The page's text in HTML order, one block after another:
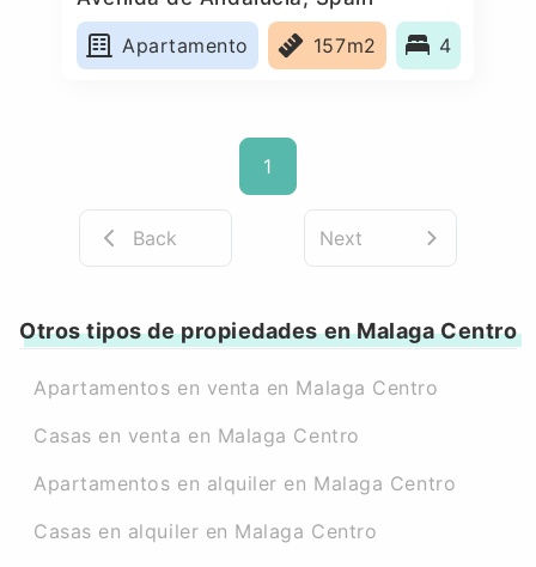
Apartamento
157m2 4
1
Back Next
Otros tipos de propiedades en Malaga Centro
Apartamentos en venta en Malaga Centro
Casas en venta en Malaga Centro
Apartamentos en alquiler en Malaga Centro
Casas en alquiler en Malaga Centro